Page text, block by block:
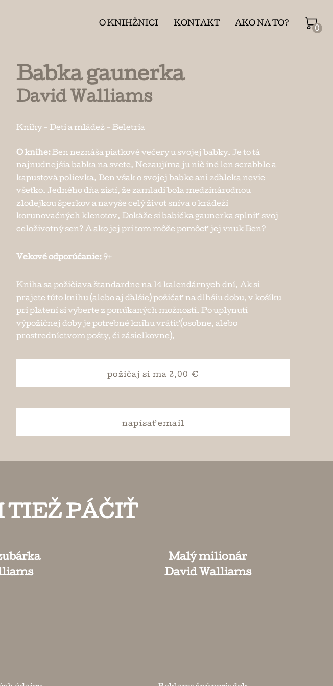
O KNIHŽNICI KONTAKT AKO NA TO?
0
Babka gaunerka
David Walliams
Knihy - Deti a mládež - Beletria
O knihe: Ben neznáša piatkové večery u svojej babky. Je to tá
najnudnejšia babka na svete. Nezaujíma ju nič iné len scrabble a
kapustová polievka. Ben však o svojej babke ani zďaleka nevie
všetko. Jedného dňa zistí, že zamladi bola medzinárodnou
zlodejkou šperkov a navyše celý život sníva o krádeži
korunovačných klenotov. Dokáže si babička gaunerka splniť svoj
celoživotný sen? A ako jej pri tom môže pomôcť jej vnuk Ben?
Vekové odporúčanie: 9+
Kniha sa požičiava štandardne na 14 kalendárnych dní. Ak si
prajete túto knihu (alebo aj ďalšie) požičať na dlhšiu dobu, v košíku
pri platení si vyberte z ponúkaných možností. Po uplynutí
výpožičnej doby je potrebné knihu vrátiť (osobne, alebo
prostredníctvom pošty, či zásielkovne).
požičaj si ma 2,00 €
napísaťemail
TIEŽ PÁČIŤ
Malý milionár
David Walliams